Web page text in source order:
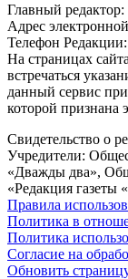
Главный
Адрес
Телефон Редакции:
На страницах
встречаться
данный сервис
которой признана
Свидетельство о
Учредители:
«Дважды два»,
«Редакция газеты
Правила
Политика в
Политика
Согласие на
Обновить